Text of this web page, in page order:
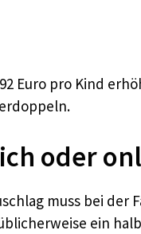
Euro pro Kind
oder
muss bei
ein